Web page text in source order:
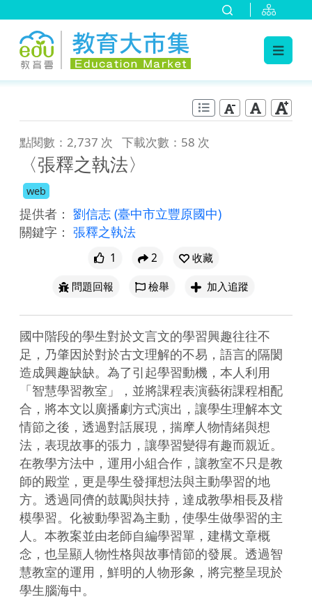
點閱數：2,737 次 下載次數：58 次
〈張釋之執法〉
web
提供者： 劉信志 (臺中市立豐原國中)
關鍵字： 張釋之執法
1 2
收藏
問題回報
檢舉 加入追蹤
國中階段的學生對於文言文的學習興趣往往不
足，乃肇因於對於古文理解的不易，語言的隔閡
造成興趣缺缺。為了引起學習動機，本人利用
「智慧學習教室」，並將課程表演藝術課程相配
合，將本文以廣播劇方式演出，讓學生理解本文
情節之後，透過對話展現，揣摩人物情緒與想
法，表現故事的張力，讓學習變得有趣而親近。
在教學方法中，運用小組合作，讓教室不只是教
師的殿堂，更是學生發揮想法與主動學習的地
方。透過同儕的鼓勵與扶持，達成教學相長及楷
模學習。化被動學習為主動，使學生做學習的主
人。本教案並由老師自編學習單，建構文章概
念，也呈顯人物性格與故事情節的發展。透過智
慧教室的運用，鮮明的人物形象，將完整呈現於
學生腦海中。